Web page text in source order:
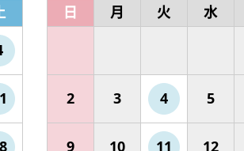
日
月 火 水
2 3 4 5
9 10 11 12